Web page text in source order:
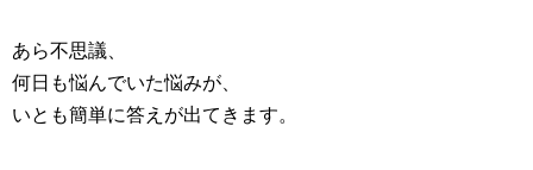
あら不思議、
何日も悩んでいた悩みが、
いとも簡単に答えが出てきます。